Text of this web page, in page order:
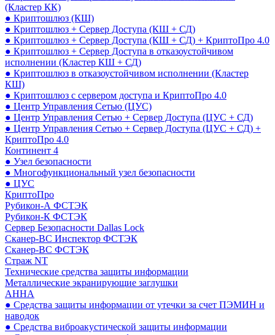
(Кластер КК)
● Криптошлюз (КШ)
● Криптошлюз + Сервер Доступа (КШ + СД)
● Криптошлюз + Сервер Доступа (КШ + СД) + КриптоПро 4.0
● Криптошлюз + Сервер Доступа в отказоустойчивом
исполнении (Кластер КШ + СД)
● Криптошлюз в отказоустойчивом исполнении (Кластер
КШ)
● Криптошлюз с сервером доступа и КриптоПро 4.0
● Центр Управления Сетью (ЦУС)
● Центр Управления Сетью + Сервер Доступа (ЦУС + СД)
● Центр Управления Сетью + Сервер Доступа (ЦУС + СД) +
КриптоПро 4.0
Континент 4
● Узел безопасности
● Многофункциональный узел безопасности
● ЦУС
КриптоПро
Рубикон-А ФСТЭК
Рубикон-К ФСТЭК
Сервер Безопасности Dallas Lock
Сканер-ВС Инспектор ФСТЭК
Сканер-ВС ФСТЭК
Страж NT
Технические средства защиты информации
Металлические экранирующие заглушки
АННА
● Средства защиты информации от утечки за счет ПЭМИН и
наводок
● Средства виброакустической защиты информации